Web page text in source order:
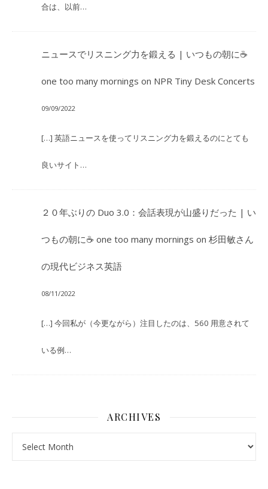
合は、以前…
ニュースでリスニング力を鍛える | いつもの朝に☕
one too many mornings on NPR Tiny Desk Concerts
09/09/2022
[…] 英語ニュースを使ってリスニング力を鍛えるのにとても
良いサイト…
２０年ぶりの Duo 3.0：会話表現が山盛りだった | い
つもの朝に☕ one too many mornings on 杉田敏さん
の現代ビジネス英語
08/11/2022
[…] 今回私が（今更ながら）注目したのは、560 用意されて
いる例…
ARCHIVES